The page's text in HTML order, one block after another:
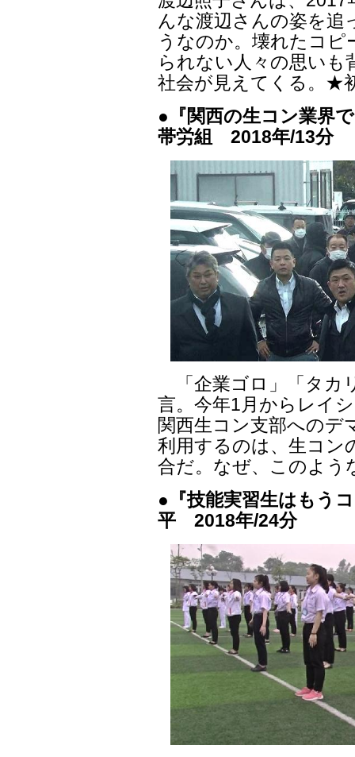
んな渡辺さんの姿を追
うなのか。壊れたコピ
られない人々の思いも
社会が見えてくる。★
●『関西の生コン業界
帯労組 2018年/13分
「企業ゴロ」「タカ
言。今年1月からレイ
関西生コン支部へのデ
利用するのは、生コン
合だ。なぜ、このよう
●『技能実習生はもう
平 2018年/24分